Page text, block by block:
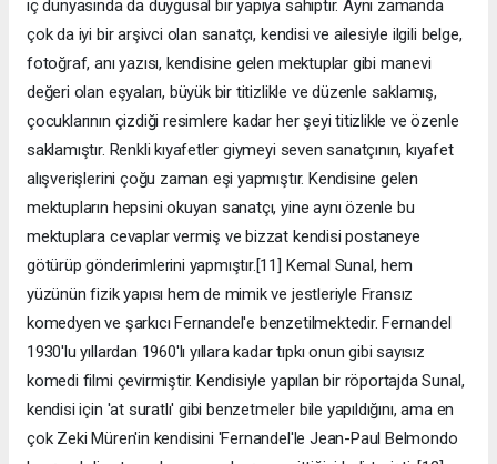
iç dünyasında da duygusal bir yapıya sahiptir. Aynı zamanda
çok da iyi bir arşivci olan sanatçı, kendisi ve ailesiyle ilgili belge,
fotoğraf, anı yazısı, kendisine gelen mektuplar gibi manevi
değeri olan eşyaları, büyük bir titizlikle ve düzenle saklamış,
çocuklarının çizdiği resimlere kadar her şeyi titizlikle ve özenle
saklamıştır. Renkli kıyafetler giymeyi seven sanatçının, kıyafet
alışverişlerini çoğu zaman eşi yapmıştır. Kendisine gelen
mektupların hepsini okuyan sanatçı, yine aynı özenle bu
mektuplara cevaplar vermiş ve bizzat kendisi postaneye
götürüp gönderimlerini yapmıştır.[11] Kemal Sunal, hem
yüzünün fizik yapısı hem de mimik ve jestleriyle Fransız
komedyen ve şarkıcı Fernandel'e benzetilmektedir. Fernandel
1930'lu yıllardan 1960'lı yıllara kadar tıpkı onun gibi sayısız
komedi filmi çevirmiştir. Kendisiyle yapılan bir röportajda Sunal,
kendisi için 'at suratlı' gibi benzetmeler bile yapıldığını, ama en
çok Zeki Müren'in kendisini 'Fernandel'le Jean-Paul Belmondo